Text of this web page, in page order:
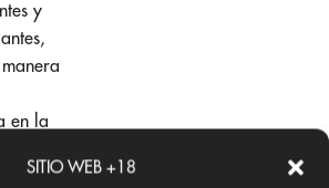
SITIO WEB +18
y
en la